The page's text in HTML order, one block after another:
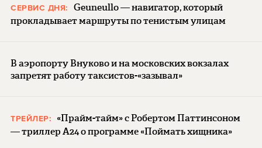
СЕРВИС ДНЯ:
Geuneullo — навигатор, который
прокладывает маршруты по тенистым улицам
В аэропорту Внуково и на московских вокзалах
запретят работу таксистов-«зазывал»
ТРЕЙЛЕР:
«Прайм-тайм» с Робертом Паттинсоном
— триллер A24 о программе «Поймать хищника»